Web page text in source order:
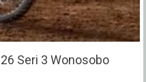
Seri 3 Wonosobo